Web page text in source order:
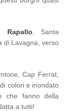
Rapallo , Santa
di Lavagna, verso
Cap Ferrat,
colori e inondato
che fanno della
a tutti!